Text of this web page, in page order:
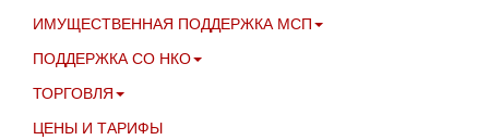
ИМУЩЕСТВЕННАЯ ПОДДЕРЖКА МСП
ПОДДЕРЖКА СО НКО
ТОРГОВЛЯ
ЦЕНЫ И ТАРИФЫ